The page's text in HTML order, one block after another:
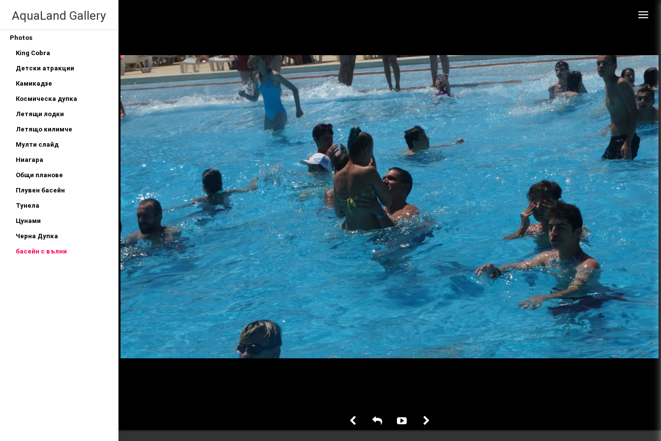
AquaLand Gallery
Photos
King Cobra
Детски атракции
Камикадзе
Космическа дупка
Летящи лодки
Летящо килимче
Мулти слайд
Ниагара
Общи планове
Плувен басейн
Тунела
Цунами
Черна Дупка
басейн с вълни